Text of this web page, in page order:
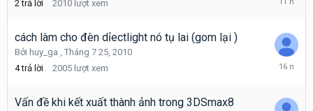
2 trả lời 2010 lượt xem
2015
cách làm cho đèn dỉectlight nó tụ lai (gom lại )
Bởi huy_ga , Tháng 7 25, 2010
4 trả lời 2005 lượt xem
Tháng
2010
Vấn đề khi kết xuất thành ảnh trong 3DSmax8